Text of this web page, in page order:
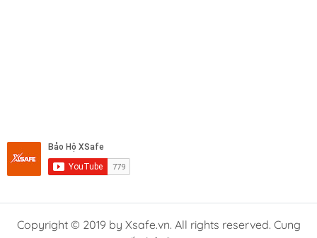
Copyright © 2019 by Xsafe.vn. All rights reserved. Cung